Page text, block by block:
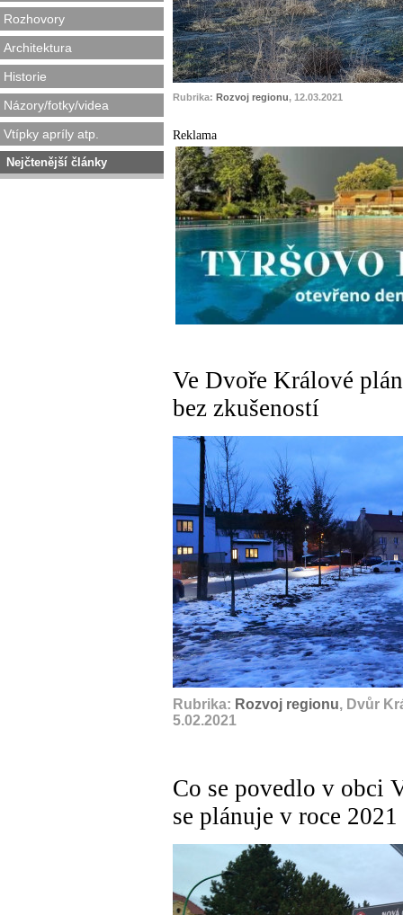
Rozhovory
Architektura
Historie
Názory/fotky/videa
Vtípky apríly atp.
Nejčtenější články
Rubrika: Rozvoj regionu, 12.03.2021
Reklama
Ve Dvoře Králové
bez zkušeností
Rubrika: Rozvoj regionu, Dvůr
5.02.2021
Co se povedlo v obci
se plánuje v roce 2021